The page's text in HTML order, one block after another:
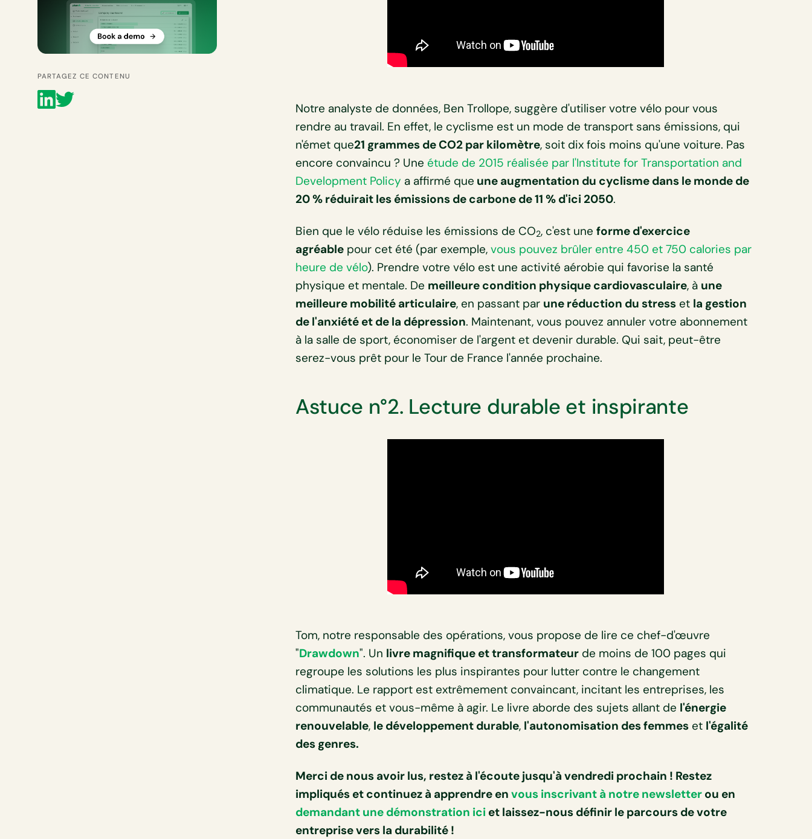
PARTAGEZ CE CONTENU
Notre analyste de données, Ben Trollope, suggère d'utiliser votre vélo pour vous
rendre au travail. En effet, le cyclisme est un mode de transport sans émissions, qui
n'émet que21 grammes de CO2 par kilomètre, soit dix fois moins qu'une voiture. Pas
encore convaincu ? Une étude de 2015 réalisée par l'Institute for Transportation and
Development Policy a affirmé que une augmentation du cyclisme dans le monde de
20 % réduirait les émissions de carbone de 11 % d'ici 2050.
Bien que le vélo réduise les émissions de CO2, c'est une forme d'exercice
agréablepour cet été (par exemple, vous pouvez brûler entre 450 et 750 calories par
heure de vélo). Prendre votre vélo est une activité aérobie qui favorise la santé
physique et mentale. De meilleure condition physique cardiovasculaire, à une
meilleure mobilité articulaire, en passant par une réduction du stresset la gestion
de l'anxiété et de la dépression. Maintenant, vous pouvez annuler votre abonnement
à la salle de sport, économiser de l'argent et devenir durable. Qui sait, peut-être
serez-vous prêt pour le Tour de France l'année prochaine.
Astuce n°2. Lecture durable et inspirante
Tom, notre responsable des opérations, vous propose de lire ce chef-d'œuvre
"Drawdown". Un livre magnifique et transformateurde moins de 100 pages qui
regroupe les solutions les plus inspirantes pour lutter contre le changement
climatique. Le rapport est extrêmement convaincant, incitant les entreprises, les
communautés et vous-même à agir. Le livre aborde des sujets allant de l'énergie
renouvelable, le développement durable, l'autonomisation des femmeset l'égalité
des genres.
Merci de nous avoir lus, restez à l'écoute jusqu'à vendredi prochain ! Restez
impliqués et continuez à apprendre en vous inscrivant à notre newsletterou en
demandant une démonstration iciet laissez-nous définir le parcours de votre
entreprise vers la durabilité !